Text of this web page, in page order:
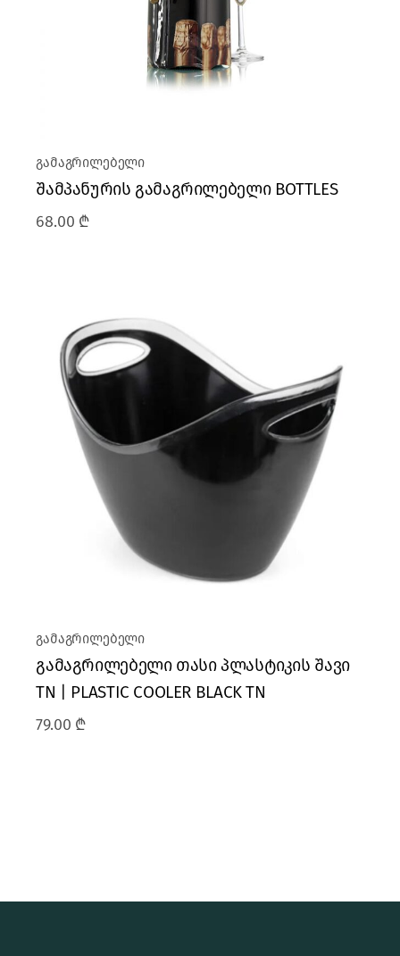
გამაგრილებელი
შამპანურის გამაგრილებელი BOTTLES
68.00 ₾
გამაგრილებელი
გამაგრილებელი თასი პლასტიკის შავი
TN | PLASTIC COOLER BLACK TN
79.00 ₾